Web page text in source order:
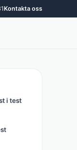
Kontakta oss
i test